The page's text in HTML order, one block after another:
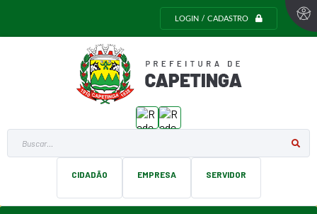
LOGIN / CADASTRO
Buscar...
CIDADÃO EMPRESA SERVIDOR